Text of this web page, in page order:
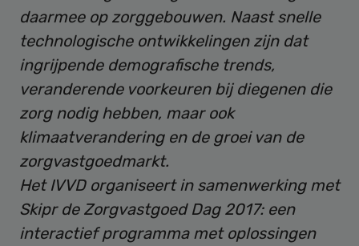
daarmee op zorggebouwen. Naast snelle
technologische ontwikkelingen zijn dat
ingrijpende demografische trends,
veranderende voorkeuren bij diegenen die
zorg nodig hebben, maar ook
klimaatverandering en de groei van de
zorgvastgoedmarkt.
Het IVVD organiseert in samenwerking met
Skipr de Zorgvastgoed Dag 2017: een
interactief programma met oplossingen